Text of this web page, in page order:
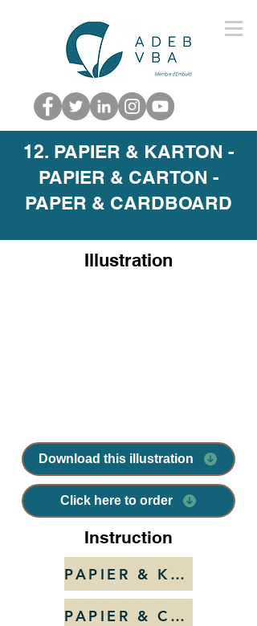
12. PAPIER & KARTON -
PAPIER & CARTON -
PAPER & CARDBOARD
Illustration
Download this illustration
Click here to order
Instruction
PAPIER & KARTON
PAPIER & CARTON